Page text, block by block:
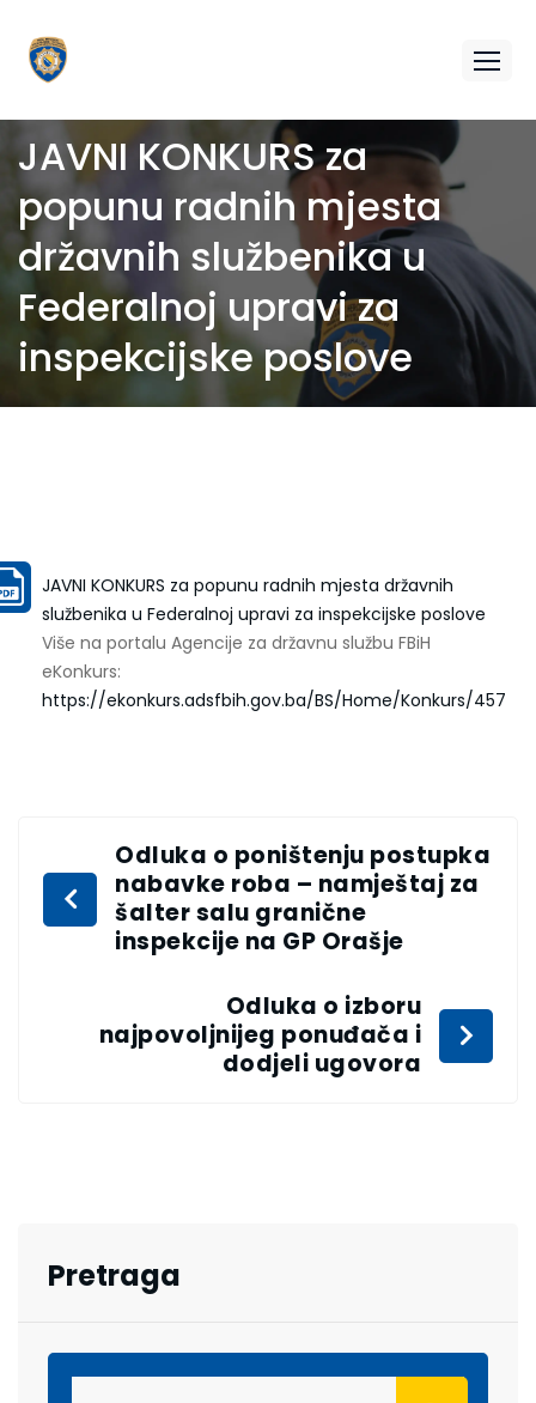
JAVNI KONKURS za
popunu radnih mjesta
državnih službenika u
Federalnoj upravi za
inspekcijske poslove
JAVNI KONKURS za popunu radnih mjesta državnih
službenika u Federalnoj upravi za inspekcijske poslove
Više na portalu Agencije za državnu službu FBiH
eKonkurs:
https://ekonkurs.adsfbih.gov.ba/BS/Home/Konkurs/457
Odluka o poništenju postupka
nabavke roba – namještaj za
šalter salu granične
inspekcije na GP Orašje
Odluka o izboru
najpovoljnijeg ponuđača i
dodjeli ugovora
Pretraga